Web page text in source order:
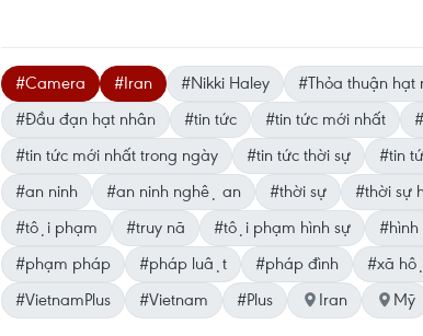
#Camera #Iran #Nikki Haley #Thỏa thuận hạt
#Đầu đạn hạt nhân
#tin tức #tin tức mới nhất
#tin tức mới nhất trong ngày
#tin tức thời sự #tin
#an ninh
#an ninh nghệ an #thời sự #thời sự
#tội phạm
#truy nã #tội phạm hình sự #hình
#phạm pháp
#pháp luật #pháp đình #xã
#VietnamPlus
#Vietnam #Plus Iran Mỹ